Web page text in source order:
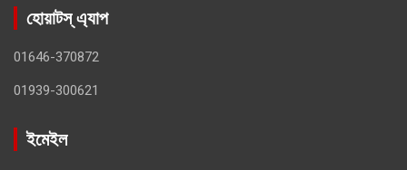
হোয়াটস্ এ্যাপ
01646-370872
01939-300621
ইমেইল